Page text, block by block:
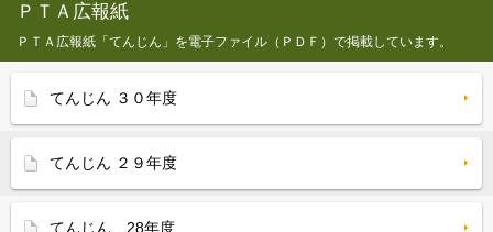
ＰＴＡ広報紙
ＰＴＡ広報紙「てんじん」を電子ファイル（ＰＤＦ）で掲載しています。
てんじん ３０年度
てんじん ２９年度
てんじん 28年度